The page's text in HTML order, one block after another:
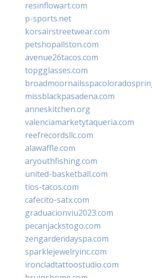
resinflowart.com
p-sports.net
korsairstreetwear.com
petshopallston.com
avenue26tacos.com
topgglasses.com
missblackpasadena.com
anneskitchen.org
valenciamarketytaqueria.com
reefrecordsllc.com
alawaffle.com
aryouthfishing.com
united-basketball.com
tios-tacos.com
cafecito-satx.com
graduacionviu2023.com
pecanjackstogo.com
zengardendayspa.com
sparklejewelryinc.com
ironcladtattoostudio.com